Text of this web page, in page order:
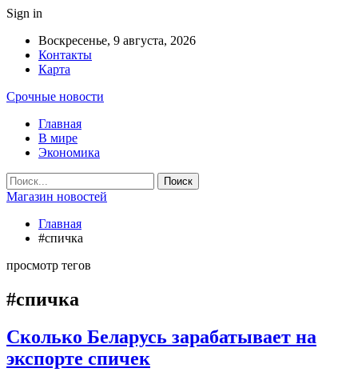
Sign in
Воскресенье, 9 августа, 2026
Контакты
Карта
Срочные новости
Главная
В мире
Экономика
Магазин новостей
Главная
#спичка
просмотр тегов
#спичка
Сколько Беларусь зарабатывает на
экспорте спичек